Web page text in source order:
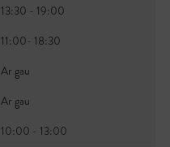
13:30 - 19:00
11:00- 18:30
Ar gau
Ar gau
10:00 - 13:00